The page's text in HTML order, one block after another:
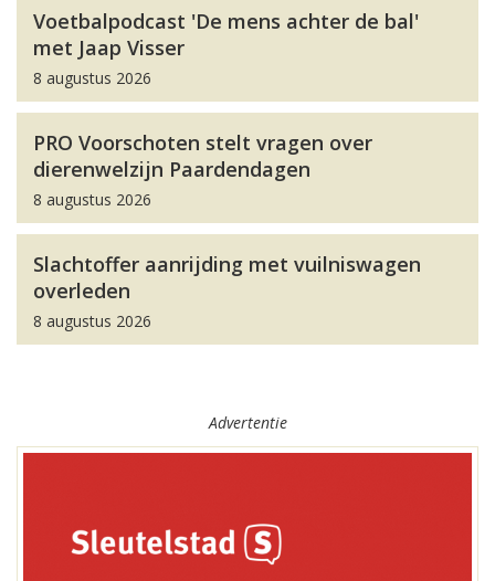
Voetbalpodcast 'De mens achter de bal'
met Jaap Visser
8 augustus 2026
PRO Voorschoten stelt vragen over
dierenwelzijn Paardendagen
8 augustus 2026
Slachtoffer aanrijding met vuilniswagen
overleden
8 augustus 2026
Advertentie